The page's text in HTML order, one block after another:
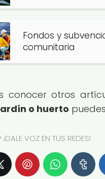
Fondos y
comunitaria
conocer otros
o huerto
VOZ EN TUS REDES!